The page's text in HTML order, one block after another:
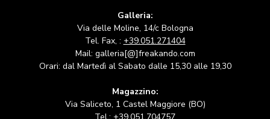
Galleria:
Via delle Moline, 14/c Bologna
Tel. Fax, : +39.051.271404
Mail: galleria[@]freakando.com
Orari: dal Martedì al Sabato dalle 15,30 alle 19,30
Magazzino:
Via Saliceto, 1 Castel Maggiore (BO)
Tel.: +39.051.704757